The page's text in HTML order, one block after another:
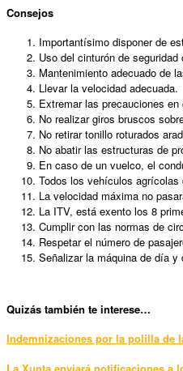
Consejos
Importantísimo disponer de
Uso del cinturón de
Mantenimiento adecuado de
Llevar la velocidad adecuada.
Extremar las precauciones
No realizar giros bruscos
No retirar tonillo roturados
No abatir las estructuras de
En caso de un vuelco, el
Todos los vehículos
La velocidad máxima no
La ITV, está exento los 8
Cumplir con las normas de
Respetar el número de
Señalizar la máquina de día y
Quizás también te interese…
Indemnizaciones por la polilla de
La Xunta enviará notificaciones a